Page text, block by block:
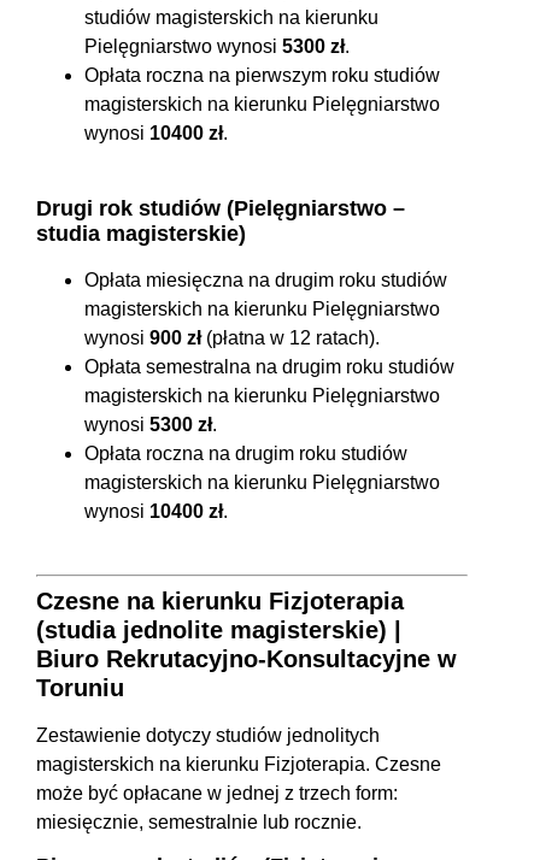
studiów magisterskich na kierunku
Pielęgniarstwo wynosi 5300 zł.
Opłata roczna na pierwszym roku studiów
magisterskich na kierunku Pielęgniarstwo
wynosi 10400 zł.
Drugi rok studiów (Pielęgniarstwo –
studia magisterskie)
Opłata miesięczna na drugim roku studiów
magisterskich na kierunku Pielęgniarstwo
wynosi 900 zł(płatna w 12 ratach).
Opłata semestralna na drugim roku studiów
magisterskich na kierunku Pielęgniarstwo
wynosi 5300 zł.
Opłata roczna na drugim roku studiów
magisterskich na kierunku Pielęgniarstwo
wynosi 10400 zł.
Czesne na kierunku Fizjoterapia
(studia jednolite magisterskie) |
Biuro Rekrutacyjno-Konsultacyjne w
Toruniu
Zestawienie dotyczy studiów jednolitych
magisterskich na kierunku Fizjoterapia. Czesne
może być opłacane w jednej z trzech form:
miesięcznie, semestralnie lub rocznie.